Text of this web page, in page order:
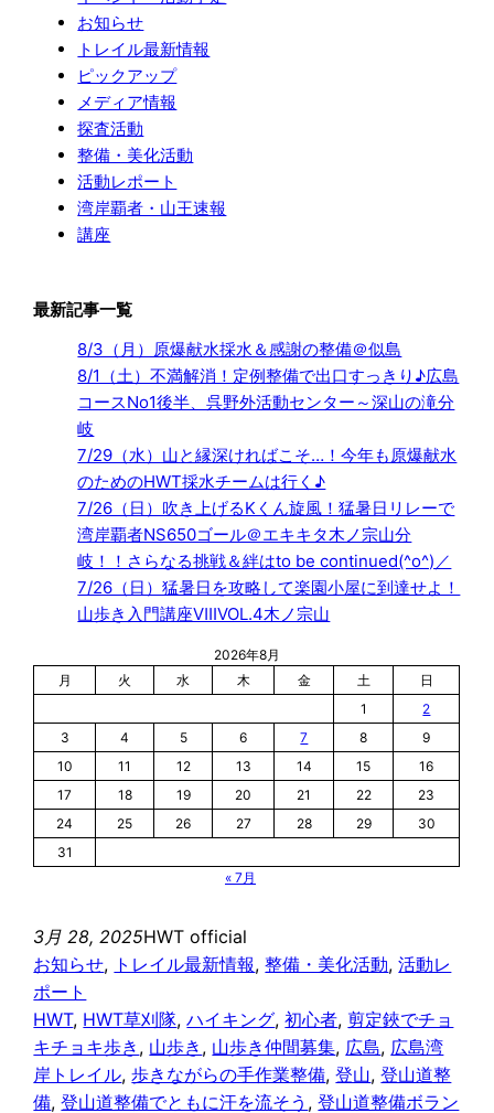
お知らせ
トレイル最新情報
ピックアップ
メディア情報
探査活動
整備・美化活動
活動レポート
湾岸覇者・山王速報
講座
最新記事一覧
8/3（月）原爆献水採水＆感謝の整備＠似島
8/1（土）不満解消！定例整備で出口すっきり♪広島
コースNo1後半、呉野外活動センター～深山の滝分
岐
7/29（水）山と縁深ければこそ…！今年も原爆献水
のためのHWT採水チームは行く♪
7/26（日）吹き上げるKくん旋風！猛暑日リレーで
湾岸覇者NS650ゴール＠エキキタ木ノ宗山分
岐！！さらなる挑戦＆絆はto be continued(^o^)／
7/26（日）猛暑日を攻略して楽園小屋に到達せよ！
山歩き入門講座ⅧVOL.4木ノ宗山
2026年8月
月
火 水 木 金 土
日
1
2
3
4 5 6 7 8
9
10
11 12 13 14 15
16
17
18 19 20 21 22
23
24
25 26 27 28 29
30
31
« 7月
3月 28, 2025HWT official
お知らせ, トレイル最新情報, 整備・美化活動, 活動レ
ポート
HWT, HWT草刈隊, ハイキング, 初心者, 剪定鋏でチョ
キチョキ歩き , 山歩き , 山歩き仲間募集, 広島, 広島湾
岸トレイル, 歩きながらの手作業整備, 登山, 登山道整
備, 登山道整備でともに汗を流そう , 登山道整備ボラン